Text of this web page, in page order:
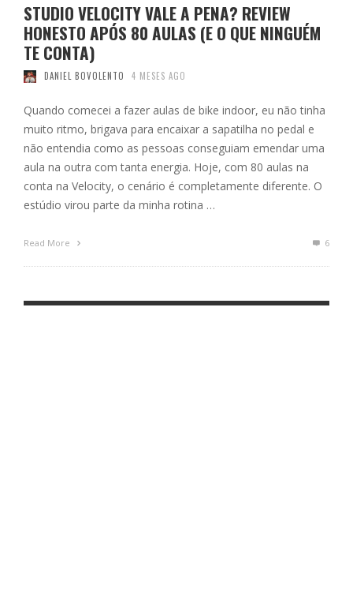
STUDIO VELOCITY VALE A PENA? REVIEW
HONESTO APÓS 80 AULAS (E O QUE NINGUÉM
TE CONTA)
DANIEL BOVOLENTO 4 MESES AGO
Quando comecei a fazer aulas de bike indoor, eu não tinha
muito ritmo, brigava para encaixar a sapatilha no pedal e
não entendia como as pessoas conseguiam emendar uma
aula na outra com tanta energia. Hoje, com 80 aulas na
conta na Velocity, o cenário é completamente diferente. O
estúdio virou parte da minha rotina …
Read More 6